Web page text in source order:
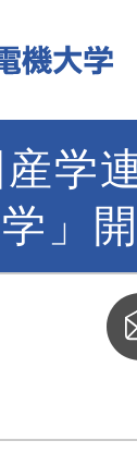
産学
」